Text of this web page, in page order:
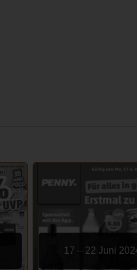
17 – 22 Juni